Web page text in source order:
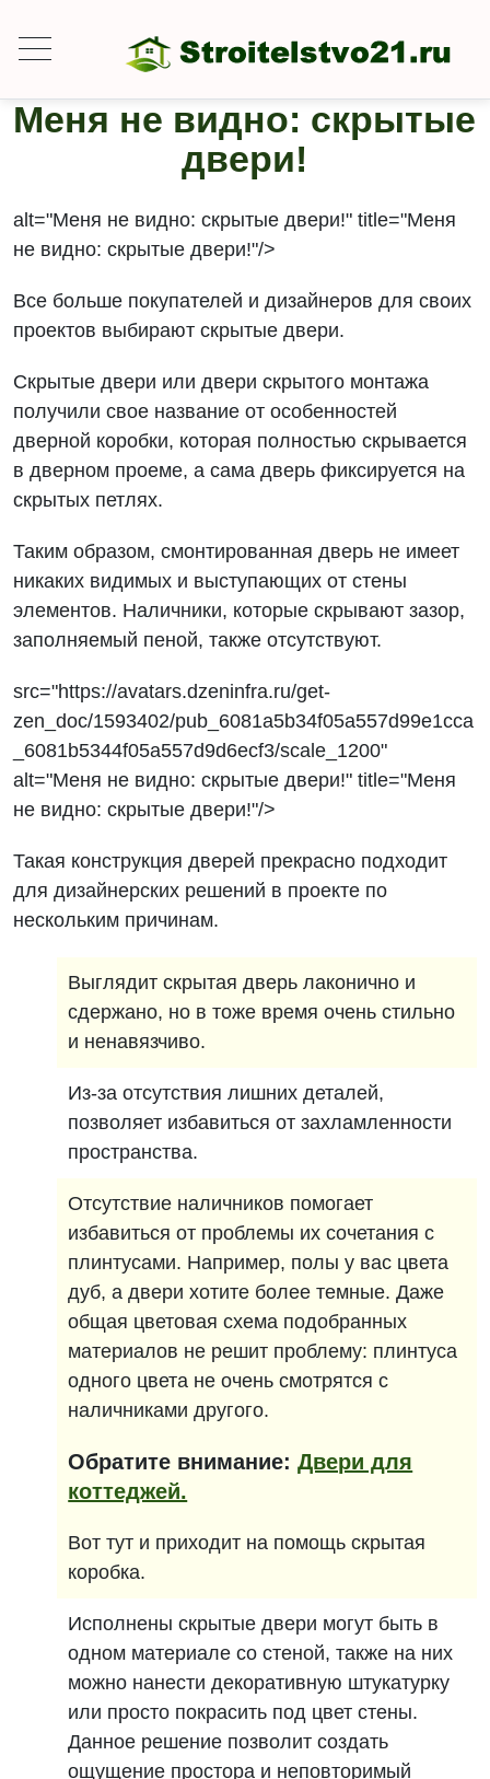
Меня не видно: скрытые
двери!
alt="Меня не видно: скрытые двери!" title="Меня
не видно: скрытые двери!"/>
Все больше покупателей и дизайнеров для своих
проектов выбирают скрытые двери.
Скрытые двери или двери скрытого монтажа
получили свое название от особенностей
дверной коробки, которая полностью скрывается
в дверном проеме, а сама дверь фиксируется на
скрытых петлях.
Таким образом, смонтированная дверь не имеет
никаких видимых и выступающих от стены
элементов. Наличники, которые скрывают зазор,
заполняемый пеной, также отсутствуют.
src="https://avatars.dzeninfra.ru/get-
zen_doc/1593402/pub_6081a5b34f05a557d99e1cca
_6081b5344f05a557d9d6ecf3/scale_1200"
alt="Меня не видно: скрытые двери!" title="Меня
не видно: скрытые двери!"/>
Такая конструкция дверей прекрасно подходит
для дизайнерских решений в проекте по
нескольким причинам.
Выглядит скрытая дверь лаконично и
сдержано, но в тоже время очень стильно
и ненавязчиво.
Из-за отсутствия лишних деталей,
позволяет избавиться от захламленности
пространства.
Отсутствие наличников помогает
избавиться от проблемы их сочетания с
плинтусами. Например, полы у вас цвета
дуб, а двери хотите более темные. Даже
общая цветовая схема подобранных
материалов не решит проблему: плинтуса
одного цвета не очень смотрятся с
наличниками другого.
Обратите внимание:Двери для
коттеджей.
Вот тут и приходит на помощь скрытая
коробка.
Исполнены скрытые двери могут быть в
одном материале со стеной, также на них
можно нанести декоративную штукатурку
или просто покрасить под цвет стены.
Данное решение позволит создать
ощущение простора и неповторимый